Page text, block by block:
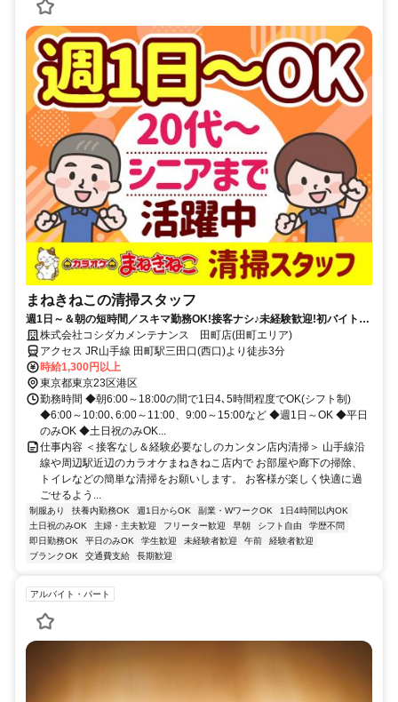
まねきねこの清掃スタッフ
週1日～＆朝の短時間／スキマ勤務OK!接客ナシ♪未経験歓迎!初バイト・
初パートにもピッタリ★簡単もくもくお掃除専属スタッフ!
株式会社コシダカメンテナンス 田町店(田町エリア)
アクセス JR山手線 田町駅三田口(西口)より徒歩3分
時給1,300円以上
東京都東京23区港区
勤務時間 ◆朝6:00～18:00の間で1日4､5時間程度でOK(シフト制)
◆6:00～10:00､6:00～11:00、9:00～15:00など ◆週1日～OK ◆平日
のみOK ◆土日祝のみOK...
仕事内容 ＜接客なし＆経験必要なしのカンタン店内清掃＞ 山手線沿
線や周辺駅近辺のカラオケまねきねこ店内で お部屋や廊下の掃除、
トイレなどの簡単な清掃をお願いします。 お客様が楽しく快適に過
ごせるよう...
制服あり 扶養内勤務OK 週1日からOK 副業・WワークOK
1日4時間以内OK
土日祝のみOK
主婦・主夫歓迎 フリーター歓迎 早朝 シフト自由
学歴不問
即日勤務OK
平日のみOK 学生歓迎 未経験者歓迎 午前
経験者歓迎
ブランクOK
交通費支給 長期歓迎
アルバイト・パート